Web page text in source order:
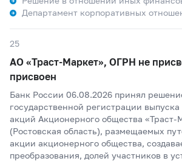
Департамент корпоративных
25
АО «Траст-Маркет», ОГРН не
присвоен
Банк России 06.08.2026 принял
государственной регистрации
акций Акционерного общества «Траст-
(Ростовская область), размещаемых
акции акционерного общества,
преобразования, долей участников в